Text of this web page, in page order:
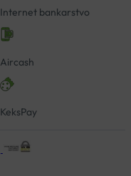
Internet bankarstvo
Aircash
KeksPay